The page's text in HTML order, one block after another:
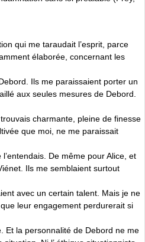
qui me taraudait l’esprit, parce
élaborée, concernant les
Ils me paraissaient porter un
aux seules mesures de Debord.
charmante, pleine de finesse
que moi, ne me paraissait
De même pour Alice, et
Ils me semblaient surtout
avec un certain talent. Mais je ne
leur engagement perdurerait si
Et la personnalité de Debord ne me